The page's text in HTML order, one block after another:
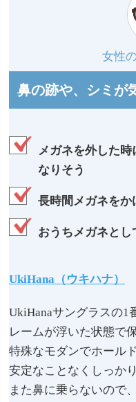
女性
鼻の跡や、シミが
メガネを外した
なりそう
長時間メガネをか
おうちメガネとし
UkiHana（ウキハナ）
UkiHanaサングラスの1
レームが浮いた状態で
特殊なモダンでホール
安定なことなくしっか
また鼻に乗らないので